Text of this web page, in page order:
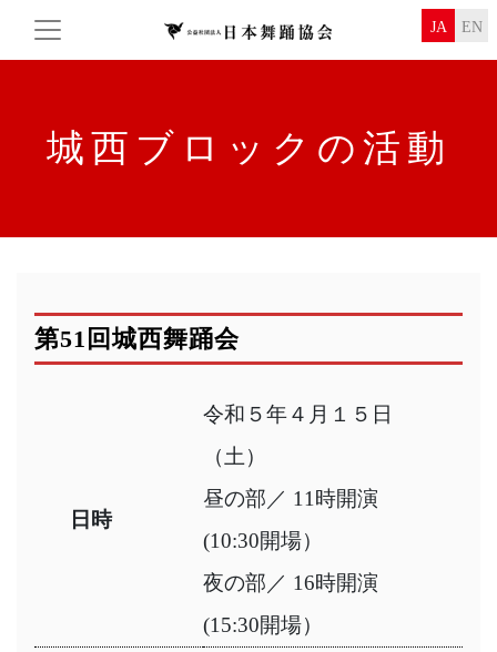
JA EN
城西ブロックの活動
第51回城西舞踊会
日時
令和５年４月１５日
（土）
昼の部／ 11時開演
(10:30開場）
夜の部／ 16時開演
(15:30開場）